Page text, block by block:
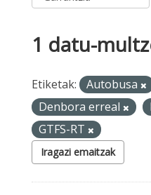
1 datu-
Etiketak: Autobusa
Denbora erreal
GTFS-RT
Iragazi emaitzak